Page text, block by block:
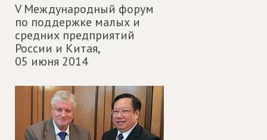
V Международный форум
по поддержке малых и
средних предприятий
России и Китая,
05 июня 2014